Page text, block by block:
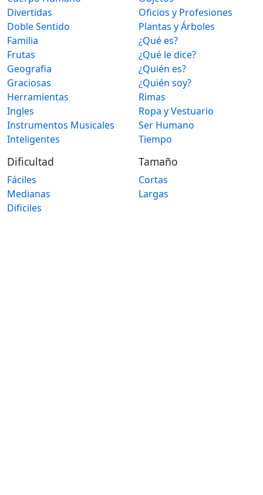
Divertidas
Doble Sentido
Familia
Frutas
Geografia
Graciosas
Herramientas
Ingles
Instrumentos Musicales
Inteligentes
Oficios y Profesiones
Plantas y Árboles
¿Qué es?
¿Qué le dice?
¿Quién es?
¿Quién soy?
Rimas
Ropa y Vestuario
Ser Humano
Tiempo
Dificultad
Fáciles
Medianas
Dificiles
Tamaño
Cortas
Largas